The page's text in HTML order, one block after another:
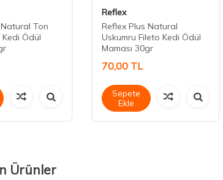
Ton
Kedi Ödül
Reflex
Reflex Plus Natural
Uskumru Fileto Kedi Ödül
Maması 30gr
70,00 TL
Sepete
Ekle
Ürünler